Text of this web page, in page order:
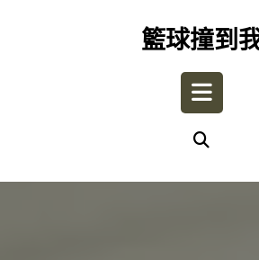
籃球撞到
Open